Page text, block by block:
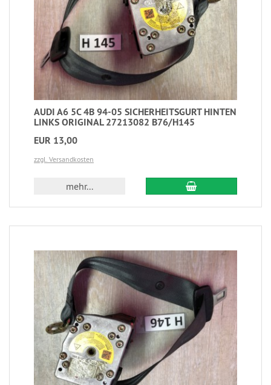
AUDI A6 5C 4B 94-05 SICHERHEITSGURT HINTEN
LINKS ORIGINAL 27213082 B76/H145
EUR 13,00
zzgl. Versandkosten
mehr...